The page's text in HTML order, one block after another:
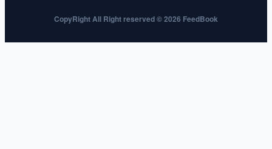
CopyRight All Right reserved © 2026 FeedBook